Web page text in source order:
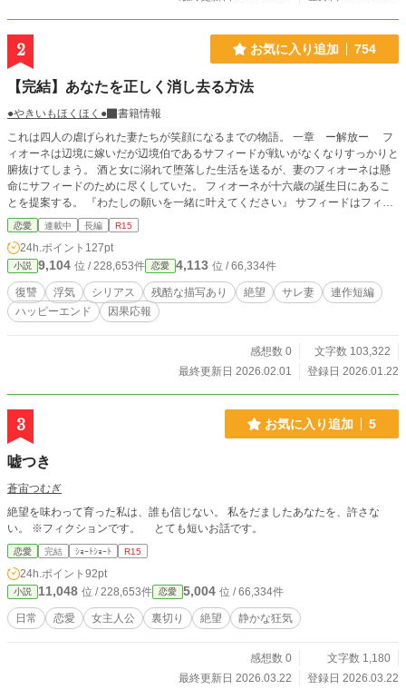
2 お気に入り追加 754
【完結】あなたを正しく消し去る方法
●やきいもほくほく●
書籍情報
これは四人の虐げられた妻たちが笑顔になるまでの物語。 一章 ー解放ー フ
ィオーネは辺境に嫁いだが辺境伯であるサフィードが戦いがなくなりすっかりと
腑抜けてしまう。 酒と女に溺れて堕落した生活を送るが、妻のフィオーネは懸
命にサフィードのために尽くしていた。 フィオーネが十六歳の誕生日にあるこ
とを提案する。 『わたしの願いを一緒に叶えてください』 サフィードはフィオ
ーネと共に彼女の願いを叶えていくがやがて──。 二章 ー欲望ー 平民のアスフ
ァルは将来を約束したフラーという女性がいた。 二人で支え合って家族を養っ
ていたが、アスファルはチャンスを掴んで男爵となる。 「フラー、君とはもう
やってはいけない。僕はラウラと結婚するこになった」 アスファルは家族の世
話をすべて任せていたフラーを捨てて、貴族の女性との結婚を選んだ。 けれど
半年後、フラーがアスファルの前に現れて──。 三章 ー猛毒ー 次期宰相である
チェルヴォニは裏表が激しい男だった。 「うるさいっ！ 今はそれどこれでは
よ」 隣国から嫁いできたエリュテイカは彼に惚れており言うことに従ってい
た。 何をしても怒らないエリュテイカ。彼女に隠れて不貞行為を繰り返してい
は──。 四章 ー絶望ー 王太子妃であるカーラーは妹のリリアンと王妃である母
を虐げているようだ。 なのに彼女は初夜を拒んで国王である父に色目を使って
いるという。 そんなカーラーを嫌っていたシュヴァルツだったがある〝真実〟
を知ることになる。 彼女とやり直そうとした時にはすべて手遅れだった。 （次
は……ボクの番だ） シュヴァルツを襲う恐怖と絶望。そしてついに──。 【注
意】 ＊連作短編です。一章ずつ登場人物が違います。 ＊クズ男へのざまぁがた
くさんありますが溺愛要素は皆無です。 ＊苦手な方はご遠慮ください。 ＊誤字
報告はコメントからお願いします。
恋愛 連載中 長編 R15
24h.ポイント 127pt
小説 9,104 位 / 228,653件 恋愛 4,113 位 / 66,334件
復讐 浮気 シリアス 残酷な描写あり 絶望 サレ妻
連作短編
ハッピーエンド
因果応報
感想数 0
文字数 103,322
最終更新日 2026.02.01
登録日 2026.01.22
3 お気に入り追加 5
嘘つき
蒼宙つむぎ
絶望を味わって育った私は、誰も信じない。 私をだましたあなたを、許さな
い。 ※フィクションです。 とても短いお話です。
恋愛 完結 ｼｮｰﾄｼｮｰﾄ R15
24h.ポイント 92pt
小説 11,048 位 / 228,653件 恋愛 5,004 位 / 66,334件
日常 恋愛 女主人公 裏切り 絶望 静かな狂気
感想数 0
文字数 1,180
最終更新日 2026.03.22
登録日 2026.03.22